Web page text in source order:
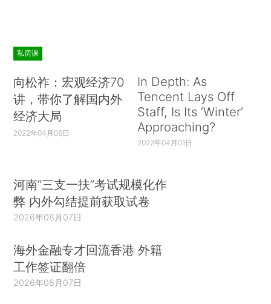
私房课
向松祚：宏观经济70
讲，带你了解国内外
经济大局
2022年04月06日
In Depth: As
Tencent Lays Off
Staff, Is Its ‘Winter’
Approaching?
2022年04月01日
河南“三支一扶”考试规模化作
弊 内外勾结提前获取试卷
2026年08月07日
海外金融专才回流香港 外籍
工作签证翻倍
2026年08月07日